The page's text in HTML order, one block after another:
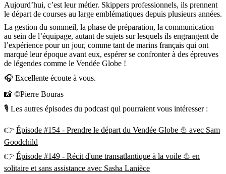
Aujourd’hui, c’est leur métier. Skippers professionnels, ils prennent
le départ de courses au large emblématiques depuis plusieurs années.
La gestion du sommeil, la phase de préparation, la communication
au sein de l’équipage, autant de sujets sur lesquels ils engrangent de
l’expérience pour un jour, comme tant de marins français qui ont
marqué leur époque avant eux, espérer se confronter à des épreuves
de légendes comme le Vendée Globe !
🎧 Excellente écoute à vous.
📸 ©Pierre Bouras
🎙 Les autres épisodes du podcast qui pourraient vous intéresser :
👉 Épisode #154 - Prendre le départ du Vendée Globe ⛵️ avec Sam
Goodchild
👉 Épisode #149 - Récit d'une transatlantique à la voile ⛵️ en
solitaire et sans assistance avec Sasha Lanièce